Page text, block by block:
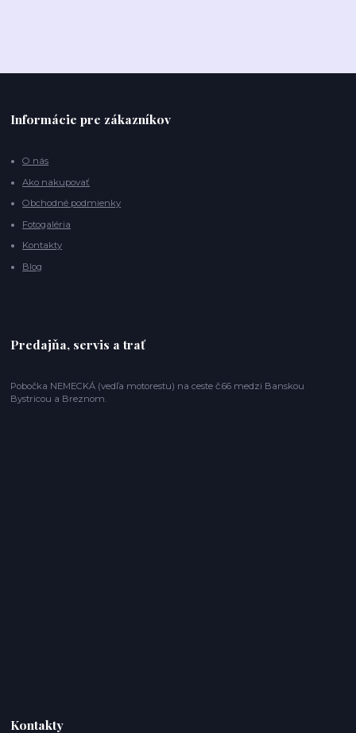
Informácie pre zákazníkov
O nás
Ako nakupovať
Obchodné podmienky
Fotogaléria
Kontakty
Blog
Predajňa, servis a trať
Pobočka NEMECKÁ (vedľa motorestu) na ceste č.66 medzi Banskou
Bystricou a Breznom.
Kontakty